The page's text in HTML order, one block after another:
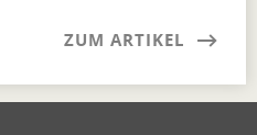
ZUM ARTIKEL